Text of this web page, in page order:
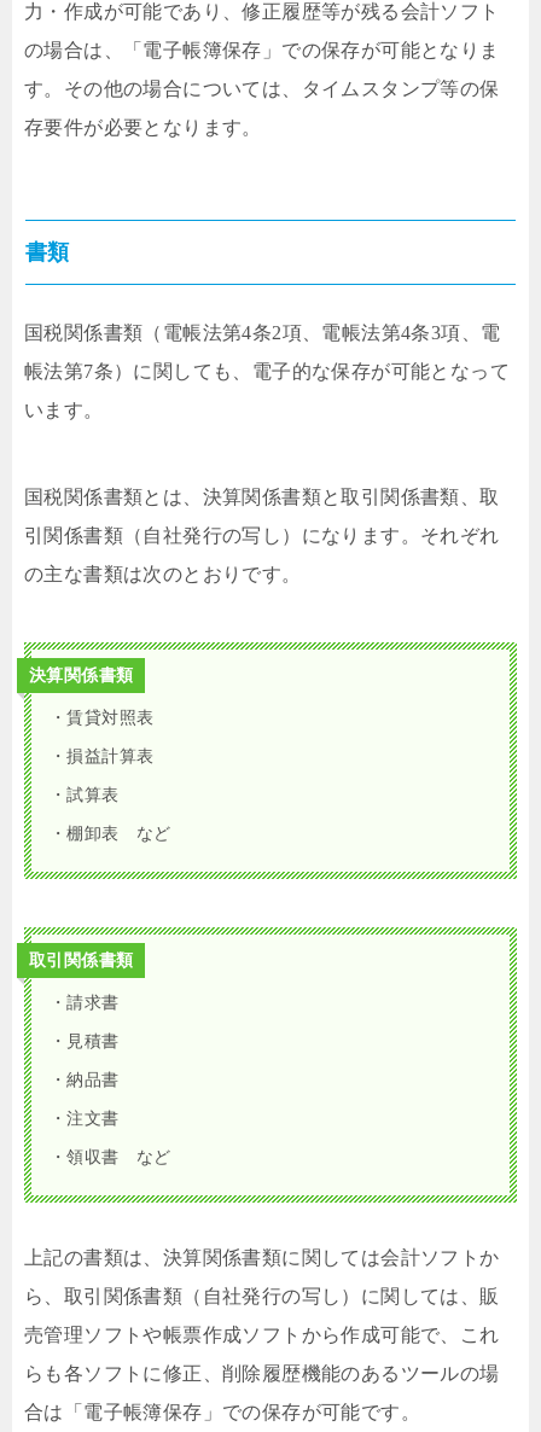
力・作成が可能であり、修正履歴等が残る会計ソフト
の場合は、「電子帳簿保存」での保存が可能となりま
す。その他の場合については、タイムスタンプ等の保
存要件が必要となります。
書類
国税関係書類（電帳法第4条2項、電帳法第4条3項、電
帳法第7条）に関しても、電子的な保存が可能となって
います。
国税関係書類とは、決算関係書類と取引関係書類、取
引関係書類（自社発行の写し）になります。それぞれ
の主な書類は次のとおりです。
決算関係書類
・賃貸対照表
・損益計算表
・試算表
・棚卸表 など
取引関係書類
・請求書
・見積書
・納品書
・注文書
・領収書 など
上記の書類は、決算関係書類に関しては会計ソフトか
ら、取引関係書類（自社発行の写し）に関しては、販
売管理ソフトや帳票作成ソフトから作成可能で、これ
らも各ソフトに修正、削除履歴機能のあるツールの場
合は「電子帳簿保存」での保存が可能です。